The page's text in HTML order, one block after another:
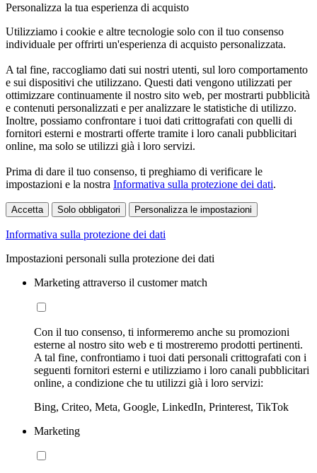
Personalizza la tua esperienza di acquisto
Utilizziamo i cookie e altre tecnologie solo con il tuo consenso
individuale per offrirti un'esperienza di acquisto personalizzata.
A tal fine, raccogliamo dati sui nostri utenti, sul loro comportamento
e sui dispositivi che utilizzano. Questi dati vengono utilizzati per
ottimizzare continuamente il nostro sito web, per mostrarti pubblicità
e contenuti personalizzati e per analizzare le statistiche di utilizzo.
Inoltre, possiamo confrontare i tuoi dati crittografati con quelli di
fornitori esterni e mostrarti offerte tramite i loro canali pubblicitari
online, ma solo se utilizzi già i loro servizi.
Prima di dare il tuo consenso, ti preghiamo di verificare le
impostazioni e la nostra Informativa sulla protezione dei dati.
Accetta Solo obbligatori Personalizza le impostazioni
Informativa sulla protezione dei dati
Impostazioni personali sulla protezione dei dati
Marketing attraverso il customer match
Con il tuo consenso, ti informeremo anche su promozioni
esterne al nostro sito web e ti mostreremo prodotti pertinenti.
A tal fine, confrontiamo i tuoi dati personali crittografati con i
seguenti fornitori esterni e utilizziamo i loro canali pubblicitari
online, a condizione che tu utilizzi già i loro servizi:
Bing, Criteo, Meta, Google, LinkedIn, Printerest, TikTok
Marketing